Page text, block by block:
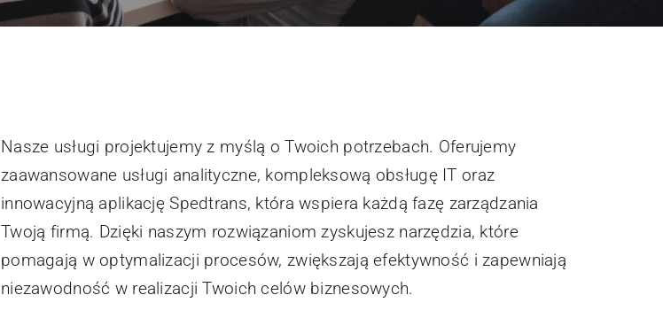
Nasze usługi projektujemy z myślą o Twoich potrzebach. Oferujemy
zaawansowane usługi analityczne, kompleksową obsługę IT oraz
innowacyjną aplikację Spedtrans, która wspiera każdą fazę zarządzania
Twoją firmą. Dzięki naszym rozwiązaniom zyskujesz narzędzia, które
pomagają w optymalizacji procesów, zwiększają efektywność i zapewniają
niezawodność w realizacji Twoich celów biznesowych.